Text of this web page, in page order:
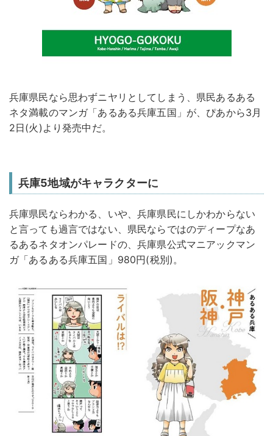
兵庫県民なら思わずニヤリとしてしまう、県民あるある
ネタ満載のマンガ「あるある兵庫五国」が、ぴあから3月
2日(火)より発売中だ。
兵庫5地域がキャラクターに
兵庫県民ならわかる、いや、兵庫県民にしかわからない
と言っても過言ではない、県民ならではのディープなあ
るあるネタオンパレードの、兵庫県公式マニアックマン
ガ「あるある兵庫五国」980円(税別)。